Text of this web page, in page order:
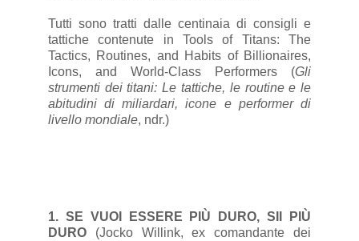
Tutti sono tratti dalle centinaia di consigli e
tattiche contenute in Tools of Titans: The
Tactics, Routines, and Habits of Billionaires,
Icons, and World-Class Performers (Gli
strumenti dei titani: Le tattiche, le routine e le
abitudini di miliardari, icone e performer di
livello mondiale, ndr.)
1. SE VUOI ESSERE PIÙ DURO, SII PIÙ
DURO (Jocko Willink, ex comandante dei